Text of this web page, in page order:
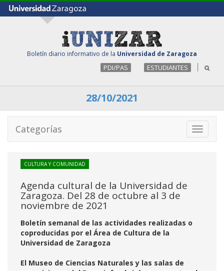
Boletín diario informativo de la Universidad de Zaragoza
PDI/PAS ESTUDIANTES
28/10/2021
Toggle
Categorías
CULTURA Y COMUNIDAD
Agenda cultural de la Universidad de
Zaragoza. Del 28 de octubre al 3 de
noviembre de 2021
Boletín semanal de las actividades realizadas o
coproducidas por el Área de Cultura de la
Universidad de Zaragoza
El Museo de Ciencias Naturales y las salas de